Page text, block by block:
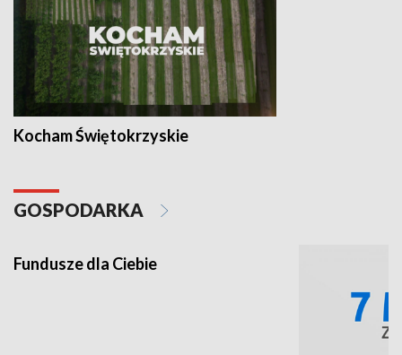
Kocham Świętokrzyskie
GOSPODARKA
Fundusze dla Ciebie